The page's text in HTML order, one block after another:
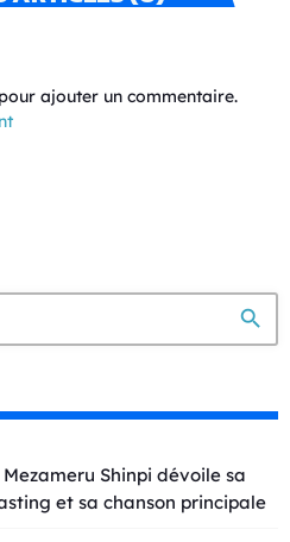
ajouter un commentaire.
search
Shinpi dévoile sa
et sa chanson principale